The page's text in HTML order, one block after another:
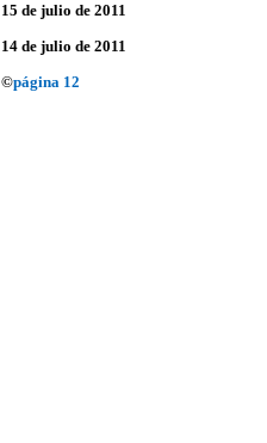
15 de julio de 2011
14 de julio de 2011
©página 12